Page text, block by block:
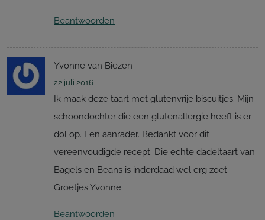
Beantwoorden
Yvonne van Biezen
22 juli 2016
Ik maak deze taart met glutenvrije biscuitjes. Mijn
schoondochter die een glutenallergie heeft is er
dol op. Een aanrader. Bedankt voor dit
vereenvoudigde recept. Die echte dadeltaart van
Bagels en Beans is inderdaad wel erg zoet.
Groetjes Yvonne
Beantwoorden